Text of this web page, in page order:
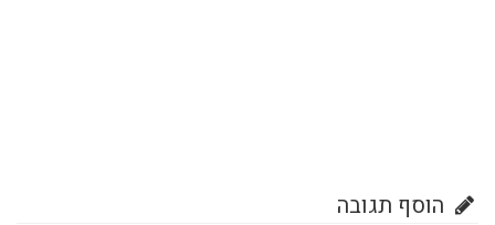
הוסף תגובה